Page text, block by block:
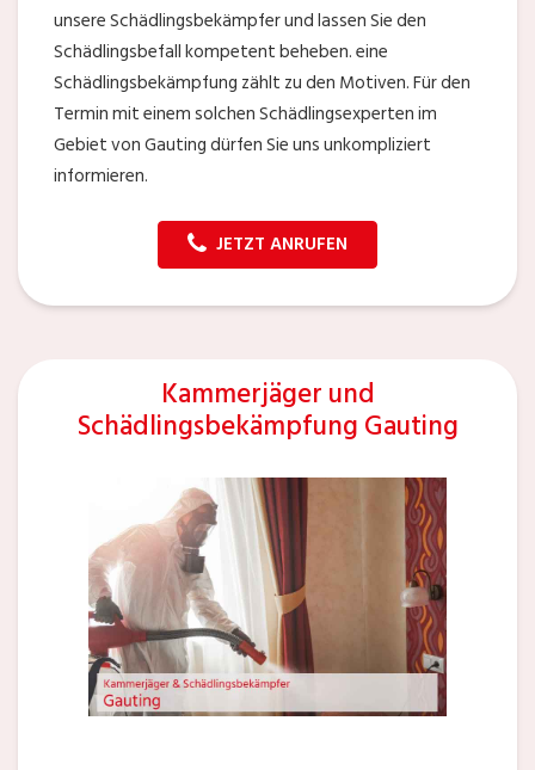
unsere Schädlingsbekämpfer und lassen Sie den
Schädlingsbefall kompetent beheben. eine
Schädlingsbekämpfung zählt zu den Motiven. Für den
Termin mit einem solchen Schädlingsexperten im
Gebiet von Gauting dürfen Sie uns unkompliziert
informieren.
JETZT ANRUFEN
Kammerjäger und
Schädlingsbekämpfung Gauting